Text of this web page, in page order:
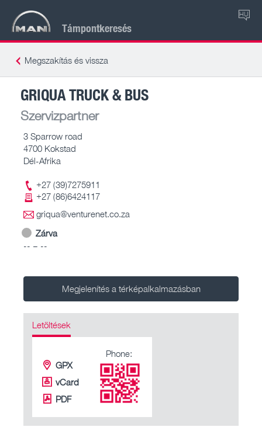
Támpontkeresés
HU
Megszakítás és vissza
GRIQUA TRUCK & BUS
Szervizpartner
3 Sparrow road
4700 Kokstad
Dél-Afrika
+27 (39)7275911
+27 (86)6424117
griqua@venturenet.co.za
Zárva
-- – --
Megjelenítés a térképalkalmazásban
Letöltések
GPX
vCard
PDF
Phone: